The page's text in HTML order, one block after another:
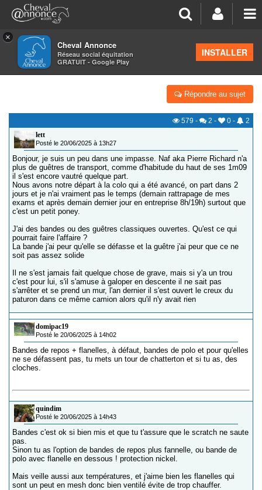
×
Cheval Annonce
Réseau social équitation
GRATUIT - Google Play
INSTALLER
>Équipements
GUÊTRES POUR LE TRANSPORT
Répondre au sujet
579 - 2 - 0 -
2
lett
Posté le 20/06/2025 à 13h27
Bonjour, je suis un peu dans une impasse. Naf aka Pierre Richard n'a
plus de guêtres de transport, comme d'habitude du haut de ses 1m09
il s'est encore vautré quelque part.
Nous avons notre départ à la colo qui a été avancé, on part dans 2
jours et je n'ai vraiment pas le temps (demain rattrapage de mes
exams et après demain dernier jour en entreprise 8h/19h) surtout que
c'est un petit poney.
J'ai des bandes ou des guêtres classiques ouvertes. Qu'est ce qui
pourrait faire l'affaire ?
La bande j'ai peur qu'elle se défasse et la guêtre j'ai peur que ce ne
soit pas assez solide
Il ne s'est jamais fait quelque chose de grave, mais si y'a un trou
c'est pour lui, s'il s'amuse à galoper en descente il ne sait pas
s'arrêter et se prend un mur, l'an dernier il s'est ouvert le creux du
paturon dans ce même camion alors qu'il n'y avait rien
domipac19
Posté le 20/06/2025 à 14h02
Bandes de repos + flanelles, à défaut, bandes de polo et pour qu'elles
ne se défassent pas, tu mets un tour de chatterton et si tu as, des
cloches.
quindim
Posté le 20/06/2025 à 14h43
Bandes c'est ok si bien mis et que tu t'assure que le scratch ne saute
pas.
Sinon tu as l'option de bandes de repos plus fannelle, ou bande de
polo avec flanelle en dessous ! protection nickel.
Mais veille aussi aux températures, et j'aime bien les flanelles qui
sont un peut en mesh donc bien ventilé évite de trop chauffer.